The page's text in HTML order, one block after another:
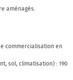
aménagés.
commercialisation en
sol, climatisation) : 190